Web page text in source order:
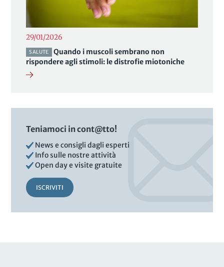
29/01/2026
SALUTE
Quando i muscoli sembrano non
rispondere agli stimoli: le distrofie miotoniche
Teniamoci in cont@tto!
News e consigli dagli esperti
Info sulle nostre attività
Open day e visite gratuite
ISCRIVITI